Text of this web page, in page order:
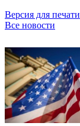
Версия для печати
Все новости